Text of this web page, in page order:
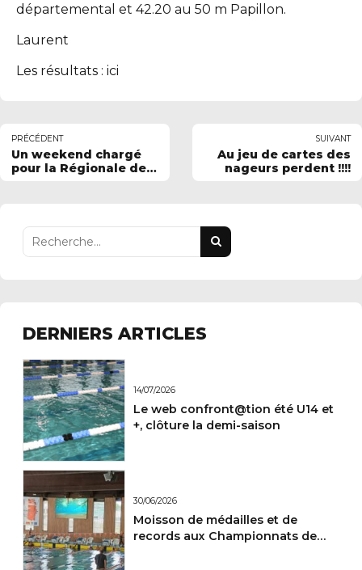
départemental et 42.20 au 50 m Papillon.
Laurent
Les résultats : ici
PRÉCÉDENT
Un weekend chargé
pour la Régionale de
SUIVANT
Au jeu de cartes des
nageurs perdent !!!!
DERNIERS ARTICLES
14/07/2026
Le web confront@tion été U14 et
+, clôture la demi-saison
30/06/2026
Moisson de médailles et de
records aux Championnats de